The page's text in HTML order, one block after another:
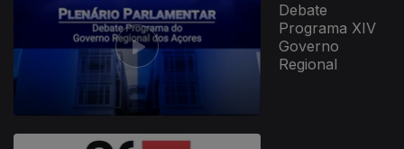
Debate
Programa XIV
Governo
Regional